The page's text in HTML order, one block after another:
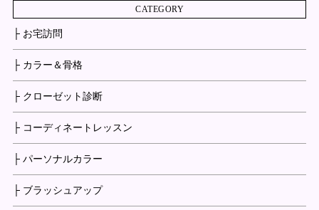
CATEGORY
├ お宅訪問
├ カラー＆骨格
├ クローゼット診断
├ コーディネートレッスン
├ パーソナルカラー
├ ブラッシュアップ